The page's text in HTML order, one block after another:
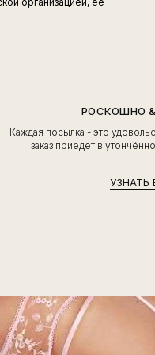
РОСКОШНО
Каждая посылка - это
заказ приедет в
УЗНАТЬ